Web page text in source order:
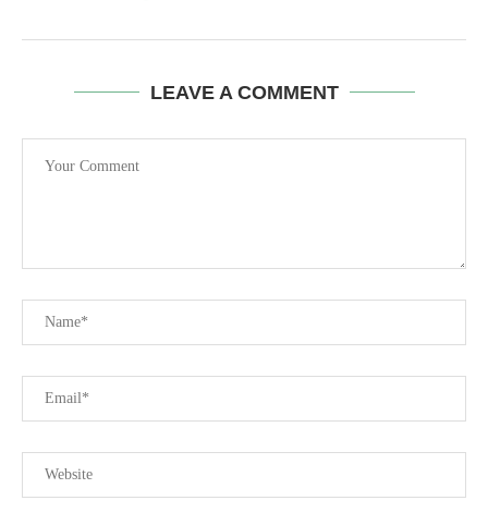
LEAVE A COMMENT